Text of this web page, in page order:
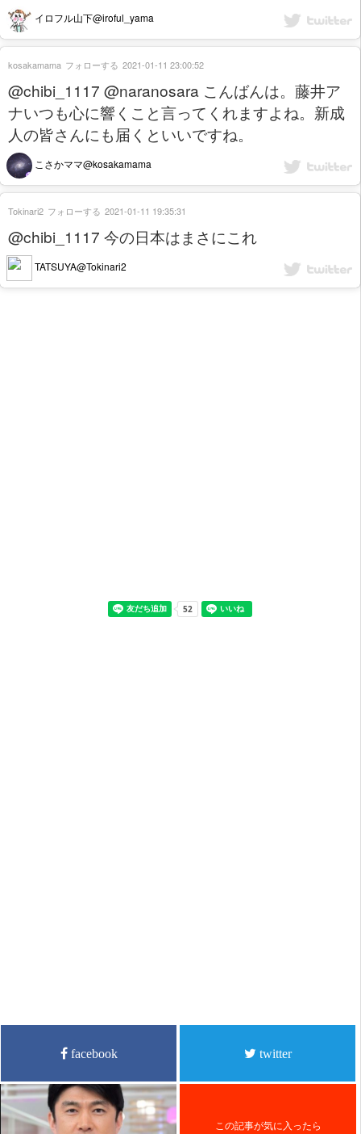
イロフル山下@iroful_yama
@chibi_1117 @naranosara こんばんは。藤井ア
ナいつも心に響くこと言ってくれますよね。新成
人の皆さんにも届くといいですね。
こさかママ@kosakamama
kosakamama フォローする 2021-01-11 23:00:52
@chibi_1117 今の日本はまさにこれ
TATSUYA@Tokinari2
Tokinari2 フォローする 2021-01-11 19:35:31
facebook twitter
この記事が気に入ったら